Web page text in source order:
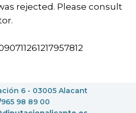
rejected. Please consult
6 - 03005 Alacant
965 98 89 00